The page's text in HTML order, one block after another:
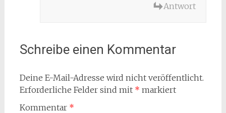
Antwort
Schreibe einen Kommentar
Deine E-Mail-Adresse wird nicht veröffentlicht.
Erforderliche Felder sind mit * markiert
Kommentar *